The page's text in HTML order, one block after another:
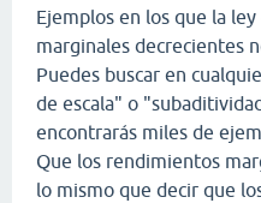
Ejemplos en los que la
marginales decrecientes
Puedes buscar en
de escala" o
encontrarás miles de
Que los rendimientos
lo mismo que decir que